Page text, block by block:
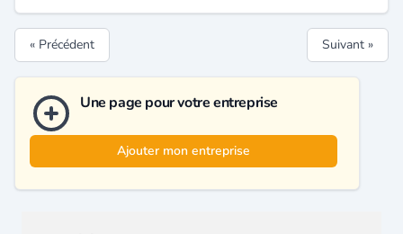
« Précédent Suivant »
Une page pour votre entreprise
Ajouter mon entreprise